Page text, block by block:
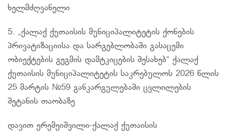
ხელმძღვანელი
5. „ქალაქ ქუთაისის მუნიციპალიტეტის ქონების
პრივატიზაციისა და სარგებლობაში გასაცემი
ობიექტების გეგმის დამტკიცების შესახებ“ ქალაქ
ქუთაისის მუნიციპალიტეტის საკრებულოს 2026 წლის
25 მარტის №59 განკარგულებაში ცვლილების
შეტანის თაობაზე
დავით ერემეიშვილი-ქალაქ ქუთაისის